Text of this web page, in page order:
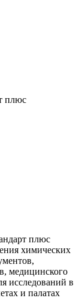
плюс
плюс
химических
медицинского
исследований в
и палатах